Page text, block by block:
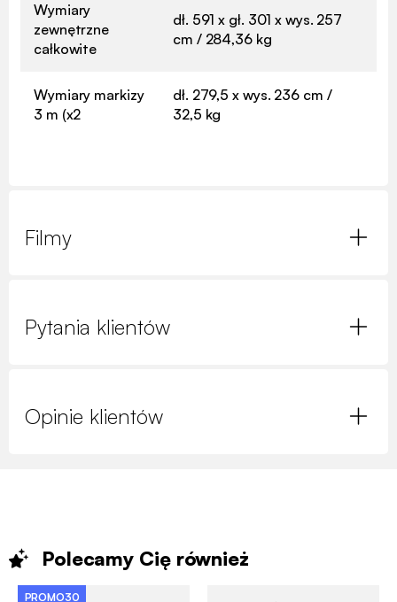
Wymiary
zewnętrzne
całkowite
dł. 591 x gł. 301 x wys. 257
cm / 284,36 kg
Wymiary markizy
3 m (x2
dł. 279,5 x wys. 236 cm /
32,5 kg
Filmy
Pytania klientów
Opinie klientów
Polecamy Cię również
PROMO30